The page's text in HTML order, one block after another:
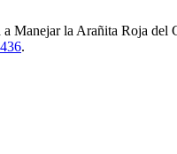
Manejar la Arañita Roja del
.